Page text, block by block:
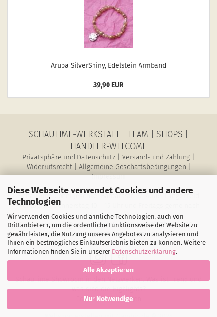
Diese Webseite verwendet Cookies und andere
Technologien
Wir verwenden Cookies und ähnliche Technologien, auch von
Drittanbietern, um die ordentliche Funktionsweise der Website zu
gewährleisten, die Nutzung unseres Angebotes zu analysieren und
Ihnen ein bestmögliches Einkaufserlebnis bieten zu können. Weitere
Informationen finden Sie in unserer Datenschutzerklärung.
Alle Akzeptieren
Nur Notwendige
Aruba Sil­verS­hiny, Edel­stein Arm­band
39,90 EUR
SCHAUTIME-WERKSTATT TEAM SHOPS
HÄNDLER-WELCOME
Privatsphäre und Datenschutz Versand- und Zahlung
Widerrufsrecht| Allgemeine Geschäftsbedingungen
Impressum
SchauTime Conni Jeschke, Barbarastr. 27, 40764 Langenfeld
Montag bis Donnerstag 10 - 15 Uhr und Freitags gerne nach
Vereinbarung
E-Mail: magazin@schau-time.de • Telefon: 02173-3946730 •
Mobil: 01578-6387198 • Fax: 02173-1068796
SchauTime Showroom in den Netzwerken. Was ist Trend und
was sind die Highlights?
Cookie-Einstellungen